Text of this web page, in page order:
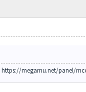
https://megamu.net/panel/